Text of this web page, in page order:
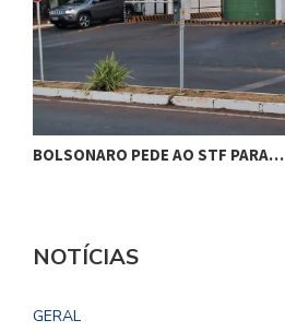
BOLSONARO PEDE AO STF PARA…
NOTÍCIAS
GERAL